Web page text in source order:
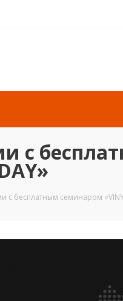
с
с бесплатным семинаром